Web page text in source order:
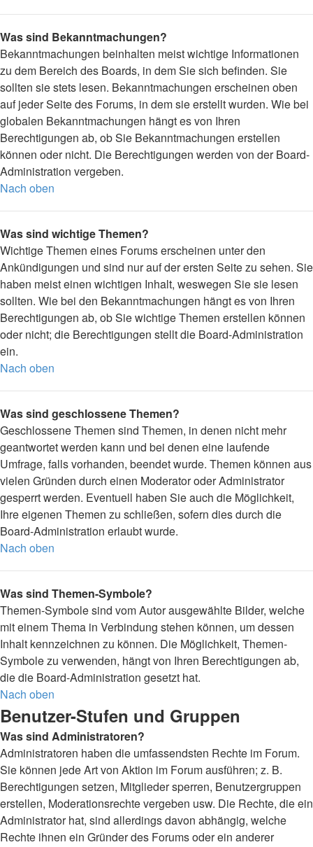
Was sind Bekanntmachungen?
Bekanntmachungen beinhalten meist wichtige Informationen
zu dem Bereich des Boards, in dem Sie sich befinden. Sie
sollten sie stets lesen. Bekanntmachungen erscheinen oben
auf jeder Seite des Forums, in dem sie erstellt wurden. Wie bei
globalen Bekanntmachungen hängt es von Ihren
Berechtigungen ab, ob Sie Bekanntmachungen erstellen
können oder nicht. Die Berechtigungen werden von der Board-
Administration vergeben.
Nach oben
Was sind wichtige Themen?
Wichtige Themen eines Forums erscheinen unter den
Ankündigungen und sind nur auf der ersten Seite zu sehen. Sie
haben meist einen wichtigen Inhalt, weswegen Sie sie lesen
sollten. Wie bei den Bekanntmachungen hängt es von Ihren
Berechtigungen ab, ob Sie wichtige Themen erstellen können
oder nicht; die Berechtigungen stellt die Board-Administration
ein.
Nach oben
Was sind geschlossene Themen?
Geschlossene Themen sind Themen, in denen nicht mehr
geantwortet werden kann und bei denen eine laufende
Umfrage, falls vorhanden, beendet wurde. Themen können aus
vielen Gründen durch einen Moderator oder Administrator
gesperrt werden. Eventuell haben Sie auch die Möglichkeit,
Ihre eigenen Themen zu schließen, sofern dies durch die
Board-Administration erlaubt wurde.
Nach oben
Was sind Themen-Symbole?
Themen-Symbole sind vom Autor ausgewählte Bilder, welche
mit einem Thema in Verbindung stehen können, um dessen
Inhalt kennzeichnen zu können. Die Möglichkeit, Themen-
Symbole zu verwenden, hängt von Ihren Berechtigungen ab,
die die Board-Administration gesetzt hat.
Nach oben
Benutzer-Stufen und Gruppen
Was sind Administratoren?
Administratoren haben die umfassendsten Rechte im Forum.
Sie können jede Art von Aktion im Forum ausführen; z. B.
Berechtigungen setzen, Mitglieder sperren, Benutzergruppen
erstellen, Moderationsrechte vergeben usw. Die Rechte, die ein
Administrator hat, sind allerdings davon abhängig, welche
Rechte ihnen ein Gründer des Forums oder ein anderer